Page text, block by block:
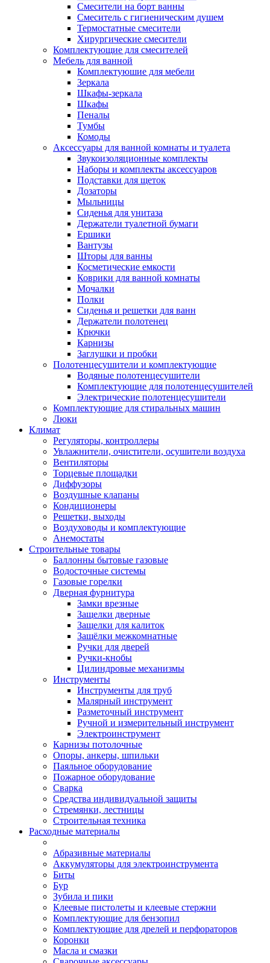
Смесители на борт ванны
Смеситель с гигиеническим душем
Термостатные смесители
Хирургические смесители
Комплектующие для смесителей
Мебель для ванной
Комплектуюшие для мебели
Зеркала
Шкафы-зеркала
Шкафы
Пеналы
Тумбы
Комоды
Аксессуары для ванной комнаты и туалета
Звукоизоляционные комплекты
Наборы и комплекты аксессуаров
Подставки для щеток
Дозаторы
Мыльницы
Сиденья для унитаза
Держатели туалетной бумаги
Ершики
Вантузы
Шторы для ванны
Косметические емкости
Коврики для ванной комнаты
Мочалки
Полки
Сиденья и решетки для ванн
Держатели полотенец
Крючки
Карнизы
Заглушки и пробки
Полотенцесушители и комплектующие
Водяные полотенцесушители
Комплектующие для полотенцесушителей
Электрические полотенцесушители
Комплектующие для стиральных машин
Люки
Климат
Регуляторы, контроллеры
Увлажнители, очистители, осушители воздуха
Вентиляторы
Торцевые площадки
Диффузоры
Воздушные клапаны
Кондиционеры
Решетки, выходы
Воздуховоды и комплектующие
Анемостаты
Строительные товары
Баллонны бытовые газовые
Водосточные системы
Газовые горелки
Дверная фурнитура
Замки врезные
Защелки дверные
Защелки для калиток
Защёлки межкомнатные
Ручки для дверей
Ручки-кнобы
Цилиндровые механизмы
Инструменты
Инструменты для труб
Малярный инструмент
Разметочный инструмент
Ручной и измерительный инструмент
Электроинструмент
Карнизы потолочные
Опоры, анкеры, шпильки
Паяльное оборудование
Пожарное оборудование
Сварка
Средства индивидуальной защиты
Стремянки, лестницы
Строительная техника
Расходные материалы
Абразивные материалы
Аккумуляторы для электроинструмента
Биты
Бур
Зубила и пики
Клеевые пистолеты и клеевые стержни
Комплектующие для бензопил
Комплектующие для дрелей и перфораторов
Коронки
Масла и смазки